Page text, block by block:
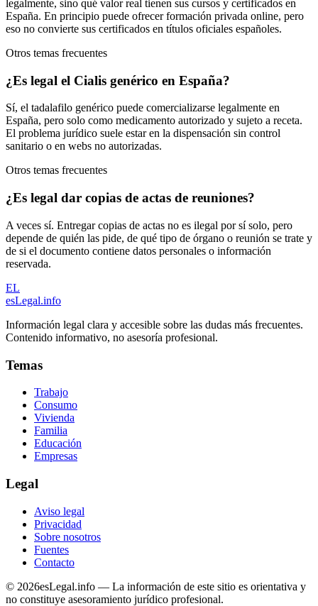
legalmente, sino qué valor real tienen sus cursos y certificados en
España. En principio puede ofrecer formación privada online, pero
eso no convierte sus certificados en títulos oficiales españoles.
Otros temas frecuentes
¿Es legal el Cialis genérico en España?
Sí, el tadalafilo genérico puede comercializarse legalmente en
España, pero solo como medicamento autorizado y sujeto a receta.
El problema jurídico suele estar en la dispensación sin control
sanitario o en webs no autorizadas.
Otros temas frecuentes
¿Es legal dar copias de actas de reuniones?
A veces sí. Entregar copias de actas no es ilegal por sí solo, pero
depende de quién las pide, de qué tipo de órgano o reunión se trate y
de si el documento contiene datos personales o información
reservada.
EL
esLegal.info
Información legal clara y accesible sobre las dudas más frecuentes.
Contenido informativo, no asesoría profesional.
Temas
Trabajo
Consumo
Vivienda
Familia
Educación
Empresas
Legal
Aviso legal
Privacidad
Sobre nosotros
Fuentes
Contacto
© 2026esLegal.info — La información de este sitio es orientativa y
no constituye asesoramiento jurídico profesional.